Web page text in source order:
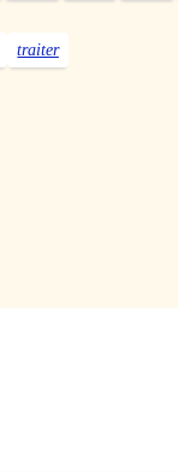
traiter